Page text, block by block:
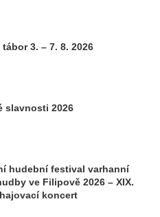
3. – 7. 8. 2026
slavnosti 2026
hudební festival varhanní
ve Filipově 2026 – XIX.
koncert